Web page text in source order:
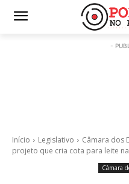
-
Início Legislativo Câmara dos
projeto que cria cota para leite
Câmara